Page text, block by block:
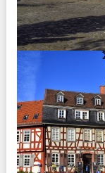
PARIS A
Duración: